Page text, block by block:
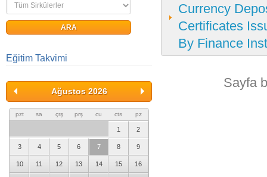
Eğitim Takvimi
Ağustos 2026
pzt sa çrş prş cu cts pz
1 2
3 4 5 6 7 8 9
10 11 12 13 14 15 16
Currency
Certificates
By Finance
Sayfa